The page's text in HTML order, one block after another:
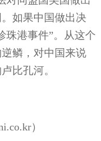
如果中国做出决
珠港事件”。从这个
鳞，对中国来说
比孔河。
）